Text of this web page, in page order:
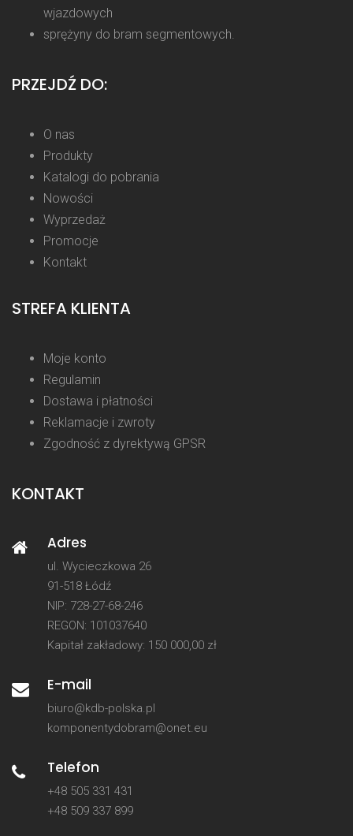
wjazdowych
sprężyny do bram segmentowych.
PRZEJDŹ DO:
O nas
Produkty
Katalogi do pobrania
Nowości
Wyprzedaż
Promocje
Kontakt
STREFA KLIENTA
Moje konto
Regulamin
Dostawa i płatności
Reklamacje i zwroty
Zgodność z dyrektywą GPSR
KONTAKT
Adres
ul. Wycieczkowa 26
91-518 Łódź
NIP: 728-27-68-246
REGON: 101037640
Kapitał zakładowy: 150 000,00 zł
E-mail
biuro@kdb-polska.pl
komponentydobram@onet.eu
Telefon
+48 505 331 431
+48 509 337 899